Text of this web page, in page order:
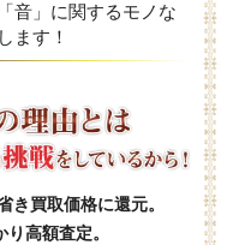
音」に関するモノな
ます！
き買取価格に還元。
高額査定。